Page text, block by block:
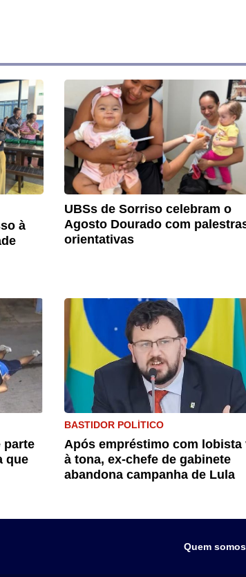
à
UBSs de Sorriso celebram o
Agosto Dourado com
orientativas
parte
que
BASTIDOR POLÍTICO
Após empréstimo com lobista
à tona, ex-chefe de gabinete
abandona campanha de Lula
Quem somos